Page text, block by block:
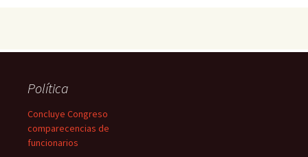
Política
Concluye Congreso
comparecencias de
funcionarios